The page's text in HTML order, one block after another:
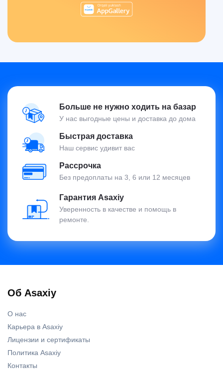
Больше не нужно ходить на базар
У нас выгодные цены и доставка до дома
Быстрая доставка
Наш сервис удивит вас
Рассрочка
Без предоплаты на 3, 6 или 12 месяцев
Гарантия Asaxiy
Уверенность в качестве и помощь в
ремонте.
Об Asaxiy
О нас
Карьера в Asaxiy
Лицензии и сертификаты
Политика Asaxiy
Контакты